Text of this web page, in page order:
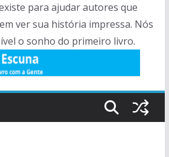
para ajudar autores que
ver sua história impressa. Nós
o sonho do primeiro livro.